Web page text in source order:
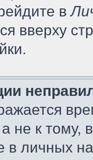
в
вверху
не к тому,
в личных